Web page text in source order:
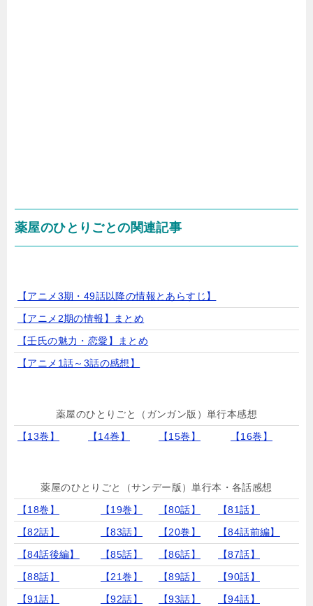
薬屋のひとりごとの関連記事
【アニメ3期・49話以降の情報とあらすじ】
【アニメ2期の情報】まとめ
【壬氏の魅力・恋愛】まとめ
【アニメ1話～3話の感想】
薬屋のひとりごと（ガンガン版）単行本感想
【13巻】
【14巻】 【15巻】 【16巻】
薬屋のひとりごと（サンデー版）単行本・各話感想
【18巻】
【19巻】 【80話】
【81話】
【82話】
【83話】 【20巻】
【84話前編】
【84話後編】
【85話】 【86話】
【87話】
【88話】
【21巻】 【89話】
【90話】
【91話】
【92話】 【93話】
【94話】